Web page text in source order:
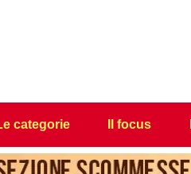
categorie Il focus